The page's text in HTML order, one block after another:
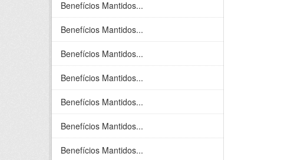
Benefícios Mantidos...
Benefícios Mantidos...
Benefícios Mantidos...
Benefícios Mantidos...
Benefícios Mantidos...
Benefícios Mantidos...
Benefícios Mantidos...